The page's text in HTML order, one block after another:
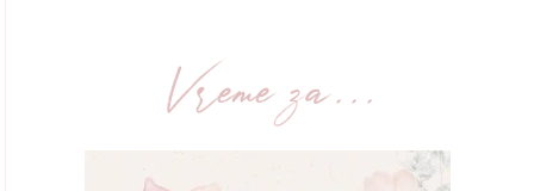
Vreme za...